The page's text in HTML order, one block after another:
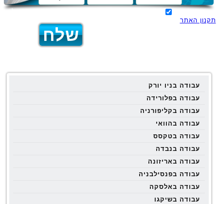
תקנון האתר
עבודה בניו יורק
עבודה בפלורידה
עבודה בקליפורניה
עבודה בהוואי
עבודה בטקסס
עבודה בנבדה
עבודה באריזונה
עבודה בפנסילבניה
עבודה באלסקה
עבודה בשיקגו